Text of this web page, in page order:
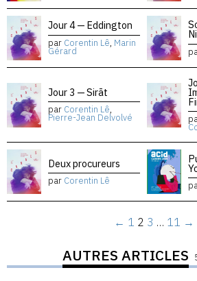
Jour 4 — Eddington
par Corentin Lê, Marin
Gérard
Jour 3 — Sirāt
par Corentin Lê,
Pierre-Jean Delvolvé
Deux procureurs
par Corentin Lê
← 1 2 3 … 11 →
AUTRES ARTICLES